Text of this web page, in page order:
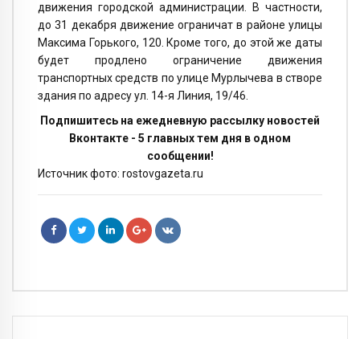
движения городской администрации. В частности,
до 31 декабря движение ограничат в районе улицы
Максима Горького, 120. Кроме того, до этой же даты
будет продлено ограничение движения
транспортных средств по улице Мурлычева в створе
здания по адресу ул. 14-я Линия, 19/46.
Подпишитесь на ежедневную рассылку новостей
Вконтакте - 5 главных тем дня в одном
сообщении!
Источник фото: rostovgazeta.ru